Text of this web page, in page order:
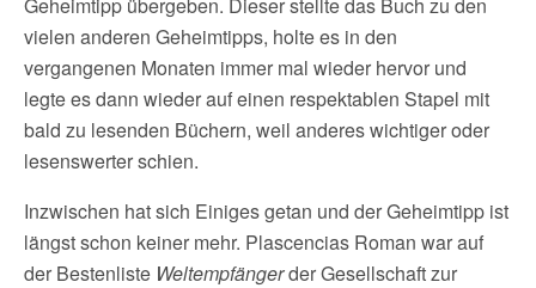
vielen anderen Geheimtipps, holte es in den
vergangenen Monaten immer mal wieder hervor und
legte es dann wieder auf einen respektablen Stapel mit
bald zu lesenden Büchern, weil anderes wichtiger oder
lesenswerter schien.
Inzwischen hat sich Einiges getan und der Geheimtipp ist
längst schon keiner mehr. Plascencias Roman war auf
der Bestenliste Weltempfängerder Gesellschaft zur